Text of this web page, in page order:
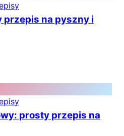
przepis na pyszny i
prosty przepis na